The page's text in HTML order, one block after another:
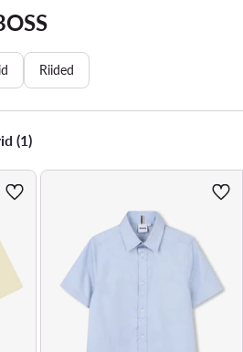
Riided
(1)